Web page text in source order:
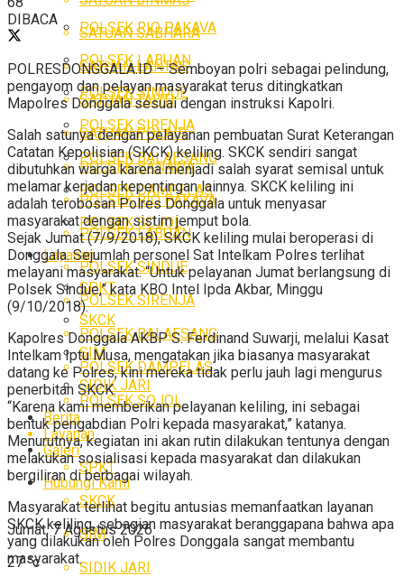
POLSEK RIO PAKAVA
POLSEK LABUAN
POLSEK SINDUE
POLSEK SIRENJA
POLSEK BALAESANG
POLSEK DAMPELAS
POLSEK SOJOL
Layanan
SPKT
SKCK
SIM
SIDIK JARI
Berita
Galeri
Hubungi Kami
Jumat, 7 Agustus 2026
27 °c
SATUAN SABHARA
SATUAN LANTAS
SATUAN TAHTI
SATUAN POLAIR
POLSEK BANAWA
POLSEK RIO PAKAVA
POLSEK LABUAN
POLSEK SINDUE
POLSEK SIRENJA
POLSEK BALAESANG
POLSEK DAMPELAS
POLSEK SOJOL
Layanan
SPKT
SKCK
SIM
SIDIK JARI
DIBACA
POLRESDONGGALA.ID – Semboyan polri sebagai pelindung,
pengayom dan pelayan masyarakat terus ditingkatkan
Mapolres Donggala sesuai dengan instruksi Kapolri.
Salah satunya dengan pelayanan pembuatan Surat Keterangan
Catatan Kepolisian (SKCK) keliling. SKCK sendiri sangat
dibutuhkan warga karena menjadi salah syarat semisal untuk
melamar kerjadan kepentingan lainnya. SKCK keliling ini
adalah terobosan Polres Donggala untuk menyasar
masyarakat dengan sistim jemput bola.
Sejak Jumat (7/9/2018), SKCK keliling mulai beroperasi di
Donggala. Sejumlah personel Sat Intelkam Polres terlihat
melayani masyarakat. “Untuk pelayanan Jumat berlangsung di
Polsek Sindue,” kata KBO Intel Ipda Akbar, Minggu
(9/10/2018).
Kapolres Donggala AKBP S. Ferdinand Suwarji, melalui Kasat
Intelkam Iptu Musa, mengatakan jika biasanya masyarakat
datang ke Polres, kini mereka tidak perlu jauh lagi mengurus
penerbitan SKCK.
“Karena kami memberikan pelayanan keliling, ini sebagai
bentuk pengabdian Polri kepada masyarakat,” katanya.
Menurutnya, kegiatan ini akan rutin dilakukan tentunya dengan
melakukan sosialisasi kepada masyarakat dan dilakukan
bergiliran di berbagai wilayah.
Masyarakat terlihat begitu antusias memanfaatkan layanan
SKCK keliling, sebagian masyarakat beranggapana bahwa apa
yang dilakukan oleh Polres Donggala sangat membantu
masyarakat.